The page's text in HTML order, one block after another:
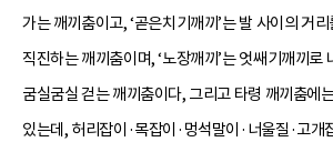
가는 깨끼춤이고, ‘곧은치기깨끼’는 발 사이의 거
직진하는 깨끼춤이며, ‘노장깨끼’는 엇쌔기깨끼로
굼실굼실 걷는 깨끼춤이다, 그리고 타령 깨끼춤에
있는데, 허리잡이·목잡이·멍석말이·너울질·고개